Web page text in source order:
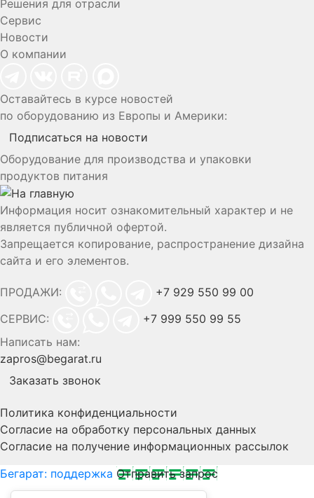
Решения для отрасли
Сервис
Новости
О компании
Оставайтесь в курсе новостей
по оборудованию из Европы и Америки:
Подписаться на новости
Оборудование для производства и упаковки
продуктов питания
Информация носит ознакомительный характер и не
является публичной офертой.
Запрещается копирование, распространение дизайна
сайта и его элементов.
ПРОДАЖИ:
+7 929 550 99 00
СЕРВИС:
+7 999 550 99 55
Написать нам:
zapros@begarat.ru
Заказать звонок
Политика конфиденциальности
Согласие на обработку персональных данных
Согласие на получение информационных рассылок
Бегарат: поддержка Отправить запрос